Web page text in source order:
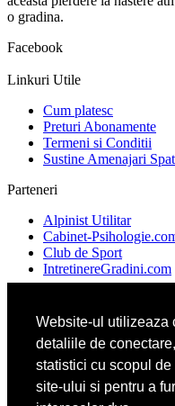
Website-ul utilizeaza
detaliile de
statistici cu scopul
site-ului si pentru a
o gradina.
Facebook
Linkuri Utile
Cum platesc
Preturi Abonamente
Termeni si Conditii
Sustine Amenajari
Parteneri
Alpinist Utilitar
Cabinet-
Club de Sport
IntretinereGradini.com
Ambalaje Romania
Apicultorul.com
Cabinet-Individual.ro
CentruInchirieri.ro